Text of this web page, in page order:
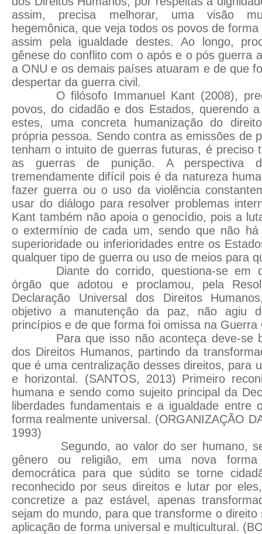
assim, precisa melhorar, uma visão
hegemônica, que veja todos os povos de
assim pela igualdade destes. Ao longo,
gênese do conflito com o após e o pós guerra
a ONU e os demais países atuaram e de que
despertar da guerra civil.
O filósofo Immanuel Kant (2008),
povos, do cidadão e dos Estados, querendo a
estes, uma concreta humanização do
própria pessoa. Sendo contra as emissões de
tenham o intuito de guerras futuras, é preciso
as guerras de punição. A perspectiva
tremendamente difícil pois é da natureza
fazer guerra ou o uso da violência
usar do diálogo para resolver problemas
Kant também não apoia o genocídio, pois a
o extermínio de cada um, sendo que não há
superioridade ou inferioridades entre os
qualquer tipo de guerra ou uso de meios para
Diante do corrido, questiona-se em
órgão que adotou e proclamou, pela
Declaração Universal dos Direitos
objetivo a manutenção da paz, não agiu
princípios e de que forma foi omissa na Guerra
Para que isso não aconteça deve-se
dos Direitos Humanos, partindo da
que é uma centralização desses direitos, para
e horizontal. (SANTOS, 2013) Primeiro
humana e sendo como sujeito principal da
liberdades fundamentais e a igualdade entre
forma realmente universal. (ORGANIZAÇÃO
1993)
Segundo, ao valor do ser humano,
gênero ou religião, em uma nova
democrática para que súdito se torne
reconhecido por seus direitos e lutar por
concretize a paz estável, apenas
sejam do mundo, para que transforme o direito
aplicação de forma universal e multicultural.